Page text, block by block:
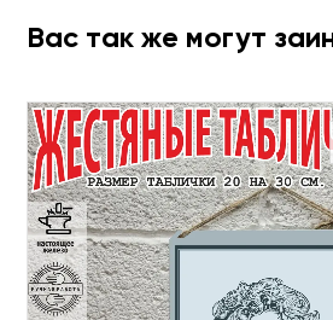
Вас так же могут